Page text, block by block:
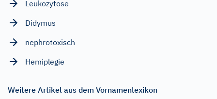
Leukozytose
Didymus
nephrotoxisch
Hemiplegie
Weitere Artikel aus dem Vornamenlexikon